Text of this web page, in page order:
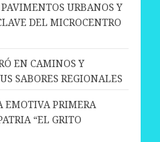
URBANOS Y
DEL MICROCENTRO
EN CAMINOS Y
SABORES REGIONALES
EMOTIVA PRIMERA
“EL GRITO